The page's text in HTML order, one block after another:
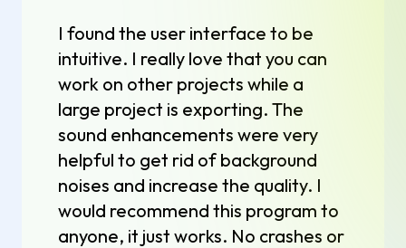
I found the user interface to be
intuitive. I really love that you can
work on other projects while a
large project is exporting. The
sound enhancements were very
helpful to get rid of background
noises and increase the quality. I
would recommend this program to
anyone, it just works. No crashes or